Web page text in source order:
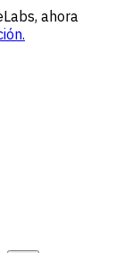
ahora